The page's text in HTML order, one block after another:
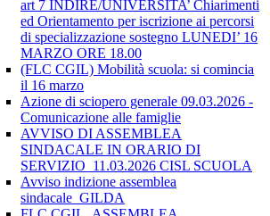
art 7 INDIRE/UNIVERSITA’ Chiarimenti
ed Orientamento per iscrizione ai percorsi
di specializzazione sostegno LUNEDI’ 16
MARZO ORE 18.00
(FLC CGIL) Mobilità scuola: si comincia
il 16 marzo
Azione di sciopero generale 09.03.2026 -
Comunicazione alle famiglie
AVVISO DI ASSEMBLEA
SINDACALE IN ORARIO DI
SERVIZIO_11.03.2026 CISL SCUOLA
Avviso indizione assemblea
sindacale_GILDA